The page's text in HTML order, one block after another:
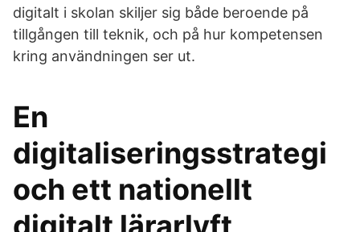
digitalt i skolan skiljer sig både beroende på
tillgången till teknik, och på hur kompetensen
kring användningen ser ut.
En
digitaliseringsstrategi
och ett nationellt